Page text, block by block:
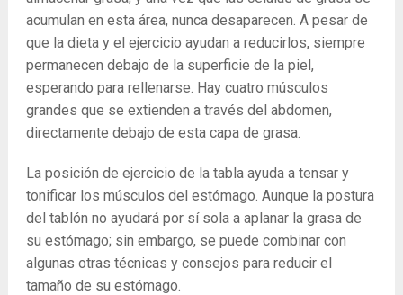
acumulan en esta área, nunca desaparecen. A pesar de
que la dieta y el ejercicio ayudan a reducirlos, siempre
permanecen debajo de la superficie de la piel,
esperando para rellenarse. Hay cuatro músculos
grandes que se extienden a través del abdomen,
directamente debajo de esta capa de grasa.
La posición de ejercicio de la tabla ayuda a tensar y
tonificar los músculos del estómago. Aunque la postura
del tablón no ayudará por sí sola a aplanar la grasa de
su estómago; sin embargo, se puede combinar con
algunas otras técnicas y consejos para reducir el
tamaño de su estómago.